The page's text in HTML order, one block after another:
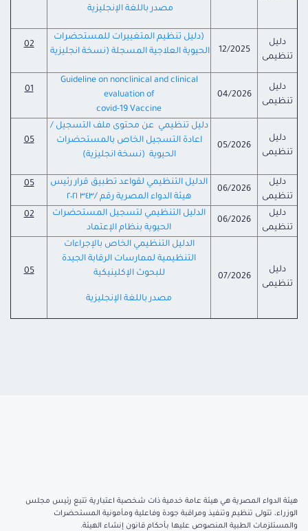
مصدر باللغة الإنجليزية
دليل
تنظيمى
12/2025
(دليل تنظيم المتغييرات للمستحضرات
الحيوية العلاجية المسجلة (نسخة انجليزية
02
دليل
تنظيمى
04/2026
Guideline on nonclinical and clinical
evaluation of
covid-19 Vaccine
01
دليل
تنظيمى
05/2026
دليل تنظيمي عن محتوى ملف التسجيل /
اعادة التسجيل الخاص بالمستحضرات
الحيوية (نسخة انجليزية)
05
دليل
تنظيمى
06/2026
الدليل التنظيمي لقواعد تطبيق قرار رئيس
هيئة الدواء المصرية رقم /٣٤٣ ٢٠٢١
05
دليل
تنظيمى
06/2026
الدليل التنظيمي لتسجيل المستحضرات
الحيوية بنظام الإعتماد
02
دليل
تنظيمى
07/2026
الدليل التنظيمي الخاص بالإجراءات
التنظيمية لممارسات الرقابة الجيدة
للبحوث الإكلينيكية
مصدر باللغة الإنجليزية
05
هيئة الدواء المصرية هي هيئة عامة خدمية ذات شخصية اعتبارية تتبع رئيس مجلس
الوزراء، تتولى تنظيم وتنفيذ ومراقبة جودة وفاعلية ومأمونية المستحضرات
والمستلزمات الطبية المنصوص عليها بأحكام قانون إنشاء الهيئة.